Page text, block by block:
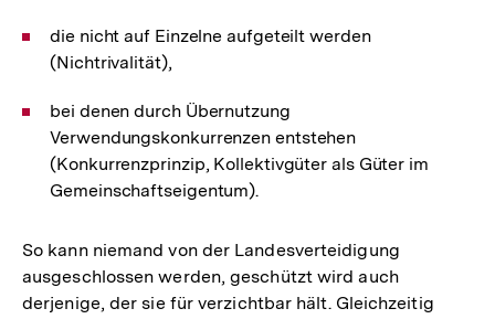
die nicht auf Einzelne aufgeteilt werden
(Nichtrivalität),
bei denen durch Übernutzung
Verwendungskonkurrenzen entstehen
(Konkurrenzprinzip, Kollektivgüter als Güter im
Gemeinschaftseigentum).
So kann niemand von der Landesverteidigung
ausgeschlossen werden, geschützt wird auch
derjenige, der sie für verzichtbar hält. Gleichzeitig